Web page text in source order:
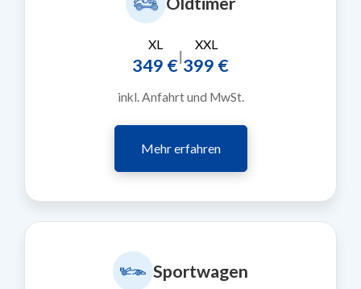
XL
349 €|
XXL
399 €
inkl. Anfahrt und MwSt.
Mehr erfahren
Sportwagen